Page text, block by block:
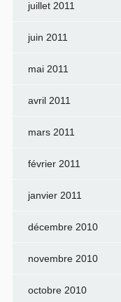
juillet 2011
juin 2011
mai 2011
avril 2011
mars 2011
février 2011
janvier 2011
décembre 2010
novembre 2010
octobre 2010